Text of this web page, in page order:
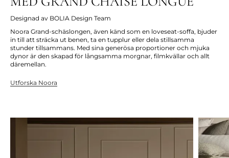
Designad av BOLIA Design Team
Noora Grand-schäslongen, även känd som en loveseat-soffa, bjuder
in till att sträcka ut benen, ta en tupplur eller dela stillsamma
stunder tillsammans. Med sina generösa proportioner och mjuka
dynor är den skapad för långsamma morgnar, filmkvällar och allt
däremellan.
Utforska Noora